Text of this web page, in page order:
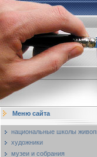
Меню сайта
национальные школы
художники
музеи и собрания